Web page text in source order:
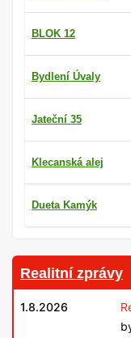
BLOK 12
Bydlení Úvaly
Jateční 35
Klecanská alej
Dueta Kamýk
Realitní zprávy
1.8.2026